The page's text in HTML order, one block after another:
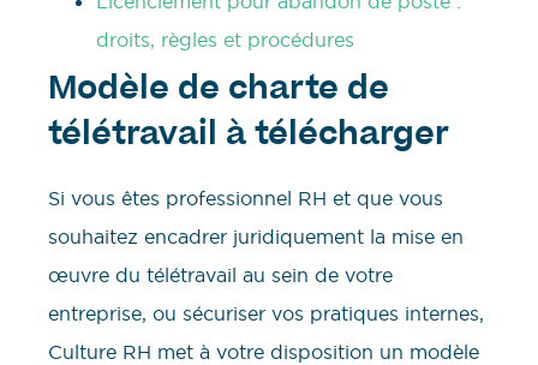
droits, règles et procédures
Modèle de charte de
télétravail à télécharger
Si vous êtes professionnel RH et que vous
souhaitez encadrer juridiquement la mise en
œuvre du télétravail au sein de votre
entreprise, ou sécuriser vos pratiques internes,
Culture RH met à votre disposition un modèle